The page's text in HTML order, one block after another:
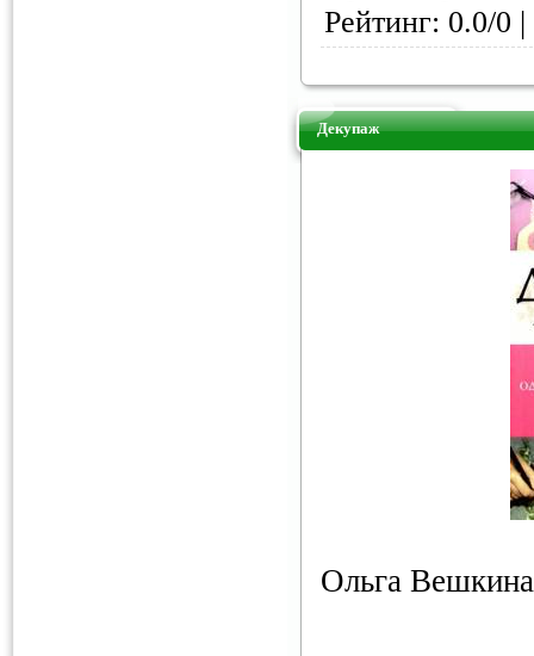
Рейтинг: 0.0/0 |
Декупаж
Ольга